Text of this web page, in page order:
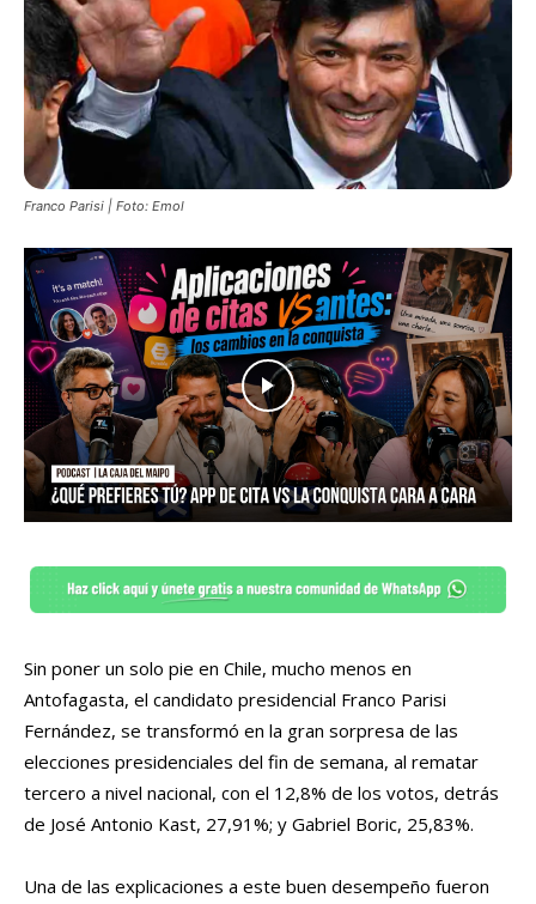
Franco Parisi | Foto: Emol
Sin poner un solo pie en Chile, mucho menos en
Antofagasta, el candidato presidencial Franco Parisi
Fernández, se transformó en la gran sorpresa de las
elecciones presidenciales del fin de semana, al rematar
tercero a nivel nacional, con el 12,8% de los votos, detrás
de José Antonio Kast, 27,91%; y Gabriel Boric, 25,83%.
Una de las explicaciones a este buen desempeño fueron